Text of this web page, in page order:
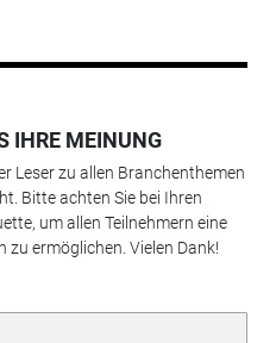
IHRE MEINUNG
Leser zu allen Branchenthemen
Bitte achten Sie bei Ihren
um allen Teilnehmern eine
ermöglichen. Vielen Dank!